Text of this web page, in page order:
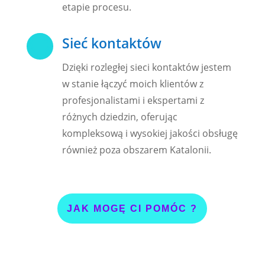
etapie procesu.
 Sieć kontaktów
Dzięki rozległej sieci kontaktów jestem
w stanie łączyć moich klientów z
profesjonalistami i ekspertami z
różnych dziedzin, oferując
kompleksową i wysokiej jakości obsługę
również poza obszarem Katalonii.
JAK MOGĘ CI POMÓC ?